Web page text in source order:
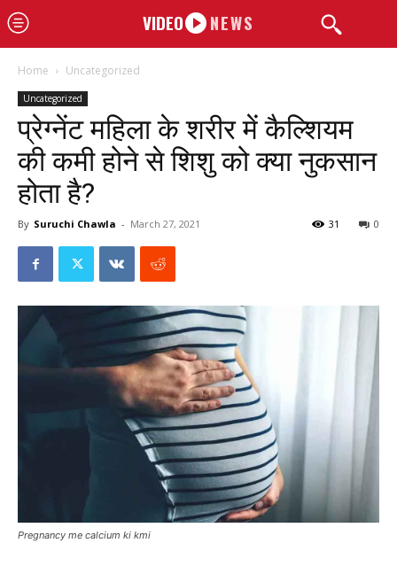
VIDEO NEWS
Home Uncategorized
Uncategorized
प्रेग्नेंट महिला के शरीर में कैल्शियम
की कमी होने से शिशु को क्या नुकसान
होता है?
By Suruchi Chawla - March 27, 2021 0
31
Pregnancy me calcium ki kmi